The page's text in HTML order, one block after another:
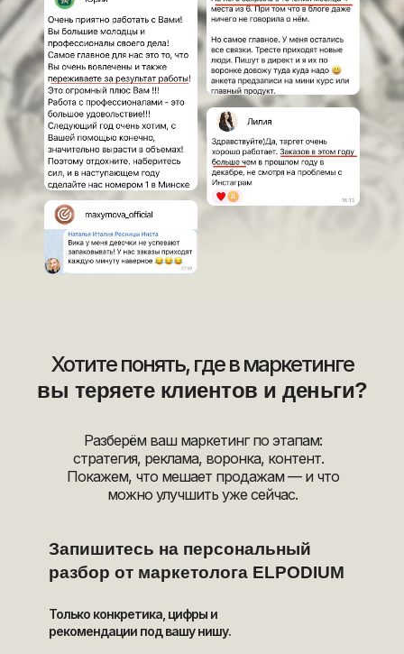
Хотите понять, где в маркетинге
вы теряете клиентов и деньги?
Разберём ваш маркетинг по этапам:
стратегия, реклама, воронка, контент.
Покажем, что мешает продажам — и что
можно улучшить уже сейчас.
Запишитесь на персональный
разбор от маркетолога ELPODIUM
Только конкретика, цифры и
рекомендации под вашу нишу.